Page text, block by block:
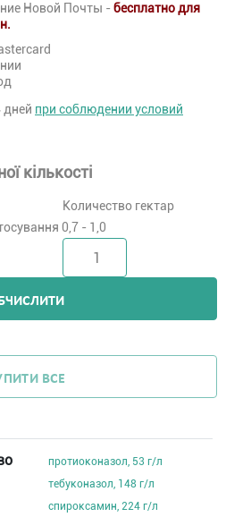
Новой Почты - бесплатно для
дней при соблюдении условий
кількості
Количество гектар
0,7 - 1,0
ВСЕ
протиоконазол, 53 г/л
тебуконазол, 148 г/л
спироксамин, 224 г/л